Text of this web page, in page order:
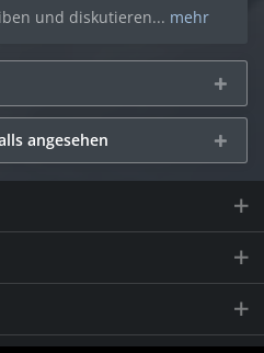
und diskutieren... mehr
angesehen